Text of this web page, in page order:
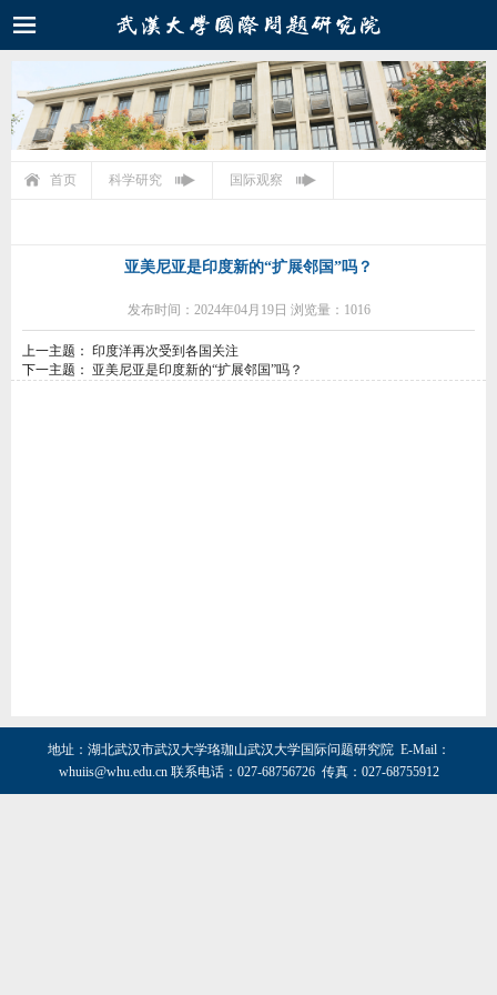
首页 科学研究 国际观察
亚美尼亚是印度新的“扩展邻国”吗？
发布时间：2024年04月19日 浏览量：1016
上一主题： 印度洋再次受到各国关注
下一主题： 亚美尼亚是印度新的“扩展邻国”吗？
地址：湖北武汉市武汉大学珞珈山武汉大学国际问题研究院 E-Mail：
whuiis@whu.edu.cn 联系电话：027-68756726 传真：027-68755912